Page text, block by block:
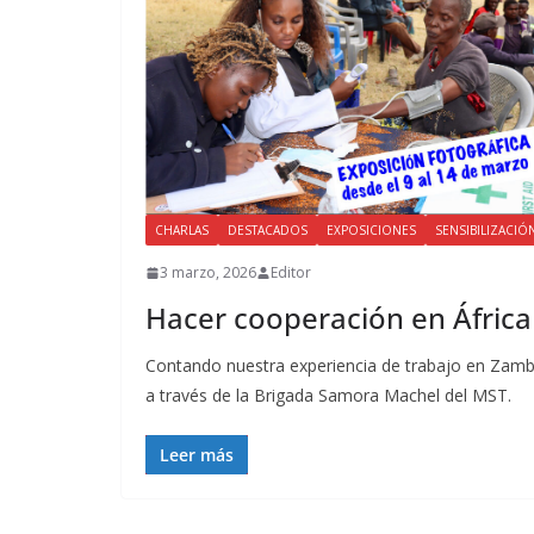
CHARLAS DESTACADOS EXPOSICIONES
3 marzo, 2026 Editor
Hacer cooperación en África
Contando nuestra experiencia de trabajo en
a través de la Brigada Samora Machel del MST.
Leer más